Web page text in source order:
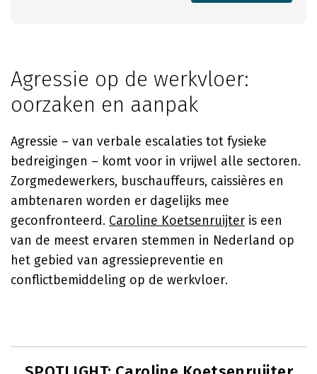
Agressie op de werkvloer:
oorzaken en aanpak
Agressie – van verbale escalaties tot fysieke
bedreigingen – komt voor in vrijwel alle sectoren.
Zorgmedewerkers, buschauffeurs, caissières en
ambtenaren worden er dagelijks mee
geconfronteerd. Caroline Koetsenruijter is een
van de meest ervaren stemmen in Nederland op
het gebied van agressiepreventie en
conflictbemiddeling op de werkvloer.